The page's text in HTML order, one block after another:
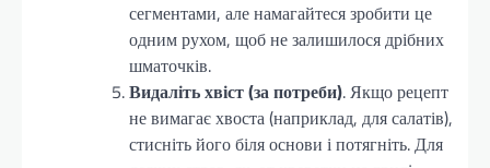
сегментами, але намагайтеся зробити це
одним рухом, щоб не залишилося дрібних
шматочків.
Видаліть хвіст (за потреби). Якщо рецепт
не вимагає хвоста (наприклад, для салатів),
стисніть його біля основи і потягніть. Для